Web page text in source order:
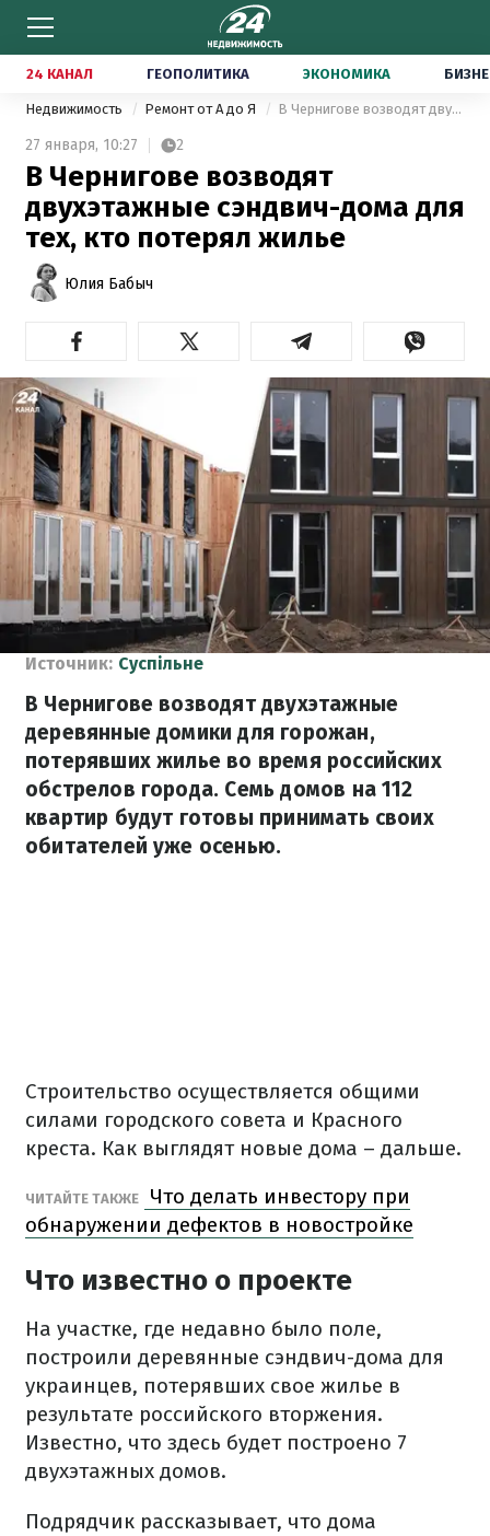
24 КАНАЛ ГЕОПОЛИТИКА ЭКОНОМИКА
Недвижимость Ремонт от А до Я В Чернигове возводят двухэтажные сэндвич-дома для тех, кто потерял жилье
27 января, 10:27 2
В Чернигове возводят
двухэтажные сэндвич-дома для
тех, кто потерял жилье
Юлия Бабыч
Источник: Суспільне
В Чернигове возводят двухэтажные
деревянные домики для горожан,
потерявших жилье во время российских
обстрелов города. Семь домов на 112
квартир будут готовы принимать своих
обитателей уже осенью.
Строительство осуществляется общими
силами городского совета и Красного
креста. Как выглядят новые дома – дальше.
ЧИТАЙТЕ ТАКЖЕ
Что делать инвестору при
обнаружении дефектов в новостройке
Что известно о проекте
На участке, где недавно было поле,
построили деревянные сэндвич-дома для
украинцев, потерявших свое жилье в
результате российского вторжения.
Известно, что здесь будет построено 7
двухэтажных домов.
Подрядчик рассказывает, что дома